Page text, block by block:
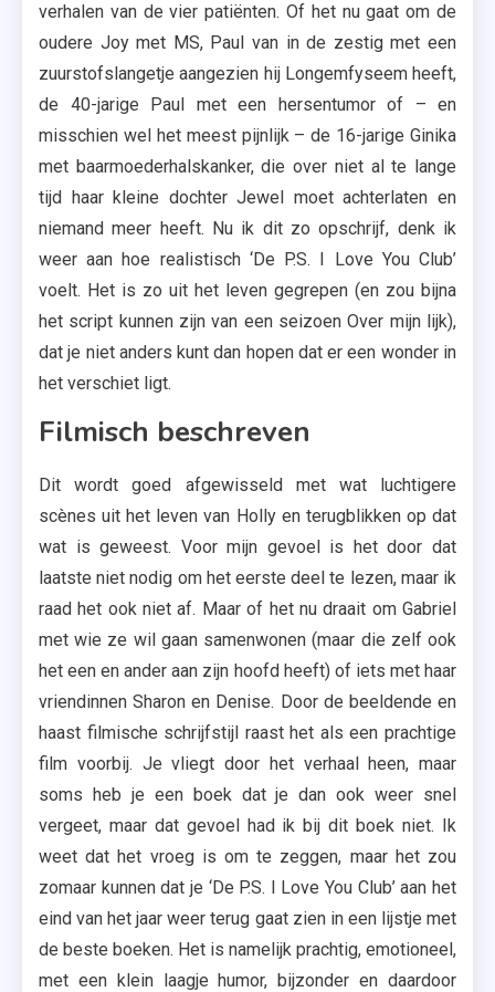
verhalen van de vier patiënten. Of het nu gaat om de
oudere Joy met MS, Paul van in de zestig met een
zuurstofslangetje aangezien hij Longemfyseem heeft,
de 40-jarige Paul met een hersentumor of – en
misschien wel het meest pijnlijk – de 16-jarige Ginika
met baarmoederhalskanker, die over niet al te lange
tijd haar kleine dochter Jewel moet achterlaten en
niemand meer heeft. Nu ik dit zo opschrijf, denk ik
weer aan hoe realistisch ‘De P.S. I Love You Club’
voelt. Het is zo uit het leven gegrepen (en zou bijna
het script kunnen zijn van een seizoen Over mijn lijk),
dat je niet anders kunt dan hopen dat er een wonder in
het verschiet ligt.
Filmisch beschreven
Dit wordt goed afgewisseld met wat luchtigere
scènes uit het leven van Holly en terugblikken op dat
wat is geweest. Voor mijn gevoel is het door dat
laatste niet nodig om het eerste deel te lezen, maar ik
raad het ook niet af. Maar of het nu draait om Gabriel
met wie ze wil gaan samenwonen (maar die zelf ook
het een en ander aan zijn hoofd heeft) of iets met haar
vriendinnen Sharon en Denise. Door de beeldende en
haast filmische schrijfstijl raast het als een prachtige
film voorbij. Je vliegt door het verhaal heen, maar
soms heb je een boek dat je dan ook weer snel
vergeet, maar dat gevoel had ik bij dit boek niet. Ik
weet dat het vroeg is om te zeggen, maar het zou
zomaar kunnen dat je ‘De P.S. I Love You Club’ aan het
eind van het jaar weer terug gaat zien in een lijstje met
de beste boeken. Het is namelijk prachtig, emotioneel,
met een klein laagje humor, bijzonder en daardoor